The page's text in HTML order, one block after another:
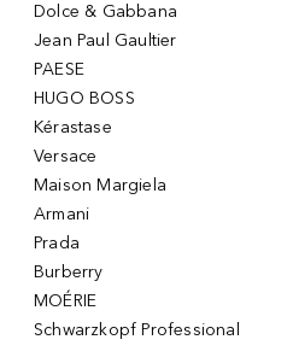
Dolce & Gabbana
Jean Paul Gaultier
PAESE
HUGO BOSS
Kérastase
Versace
Maison Margiela
Armani
Prada
Burberry
MOÉRIE
Schwarzkopf Professional